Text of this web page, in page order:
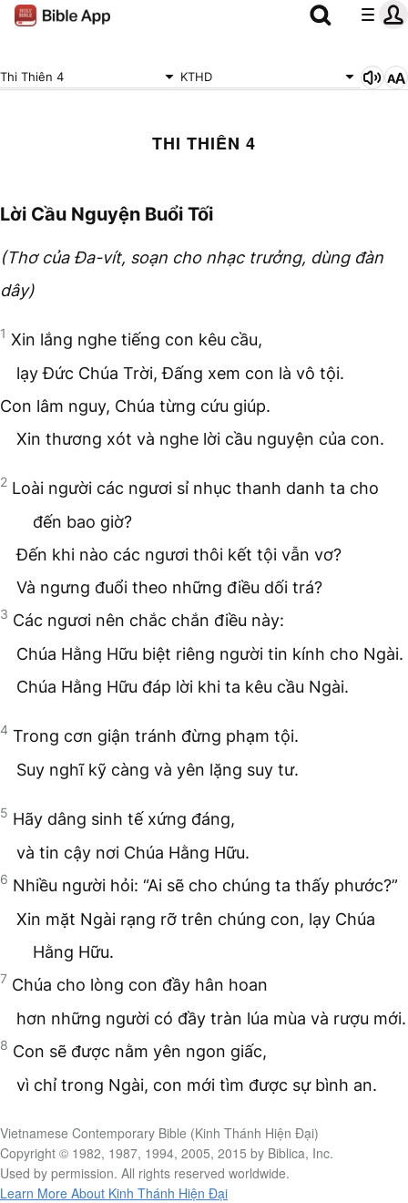
Thi Thiên 4 KTHD
THI THIÊN 4
Lời Cầu Nguyện Buổi Tối
(Thơ của Đa-vít, soạn cho nhạc trưởng, dùng đàn
dây)
1 Xin lắng nghe tiếng con kêu cầu,
lạy Đức Chúa Trời, Đấng xem con là vô tội.
Con lâm nguy, Chúa từng cứu giúp.
Xin thương xót và nghe lời cầu nguyện của con.
2 Loài người các ngươi sỉ nhục thanh danh ta cho
đến bao giờ?
Đến khi nào các ngươi thôi kết tội vẫn vơ?
Và ngưng đuổi theo những điều dối trá?
3 Các ngươi nên chắc chắn điều này:
Chúa Hằng Hữu biệt riêng người tin kính cho Ngài.
Chúa Hằng Hữu đáp lời khi ta kêu cầu Ngài.
4 Trong cơn giận tránh đừng phạm tội.
Suy nghĩ kỹ càng và yên lặng suy tư.
5 Hãy dâng sinh tế xứng đáng,
và tin cậy nơi Chúa Hằng Hữu.
6 Nhiều người hỏi: “Ai sẽ cho chúng ta thấy phước?”
Xin mặt Ngài rạng rỡ trên chúng con, lạy Chúa
Hằng Hữu.
7 Chúa cho lòng con đầy hân hoan
hơn những người có đầy tràn lúa mùa và rượu mới.
8 Con sẽ được nằm yên ngon giấc,
vì chỉ trong Ngài, con mới tìm được sự bình an.
Vietnamese Contemporary Bible (Kinh Thánh Hiện Đại)
Copyright © 1982, 1987, 1994, 2005, 2015 by Biblica, Inc.
Used by permission. All rights reserved worldwide.
Learn More About Kinh Thánh Hiện Đại